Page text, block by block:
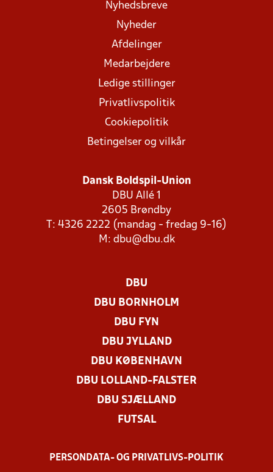
Nyhedsbreve
Nyheder
Afdelinger
Medarbejdere
Ledige stillinger
Privatlivspolitik
Cookiepolitik
Betingelser og vilkår
Dansk Boldspil-Union
DBU Allé 1
2605 Brøndby
T: 4326 2222 (mandag - fredag 9-16)
M: dbu@dbu.dk
DBU
DBU BORNHOLM
DBU FYN
DBU JYLLAND
DBU KØBENHAVN
DBU LOLLAND-FALSTER
DBU SJÆLLAND
FUTSAL
PERSONDATA- OG PRIVATLIVS-POLITIK